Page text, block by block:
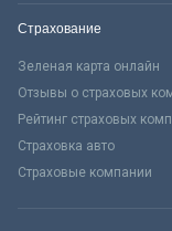
Страхование
Зеленая карта онлайн
Отзывы о страховых
Рейтинг страховых
Страховка авто
Страховые компании